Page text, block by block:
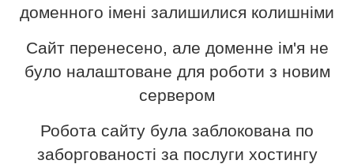
доменного імені залишилися колишніми
Сайт перенесено, але доменне ім'я не
було налаштоване для роботи з новим
сервером
Робота сайту була заблокована по
заборгованості за послуги хостингу